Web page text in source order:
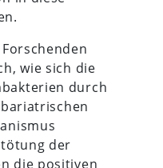
wie sich die
durch
der
die positiven